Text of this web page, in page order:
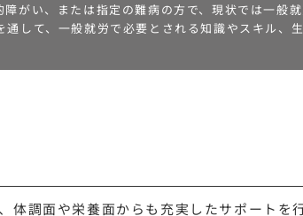
がい、または指定の難病の方で、現状では一般
して、一般就労で必要とされる知識やスキル、
体調面や栄養面からも充実したサポートを